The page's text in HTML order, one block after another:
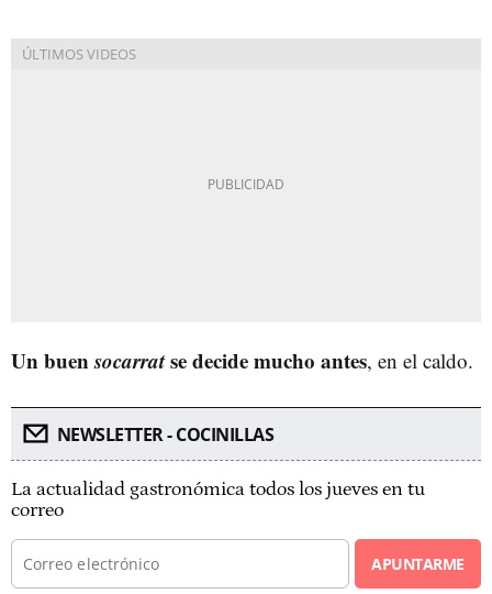
Un buensocarratse decide mucho antes, en el caldo.
NEWSLETTER - COCINILLAS
La actualidad gastronómica todos los jueves en tu
correo
APUNTARME